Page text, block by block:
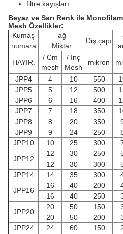
filtre kayışları
Beyaz ve Sarı Renk ile
Mesh Özellikler:
Kumaş
numara
ağ
Miktar
Diş çapı
HAYIR.
/ Cm
mesh
/ İnç
Mesh
mikron
JPP4 4 10 550
JPP5
5 12 500
JPP6
6 16 400
JPP7
7 18 350
JPP8
8 20 350
JPP9
9 24 250
JPP10
10 25 300
JPP12
12 30 250
12
30 300
JPP14
14 35 300
JPP16
16 40 200
16
40 250
JPP20
20 50 150
20
50 200
JPP24
24 60 150